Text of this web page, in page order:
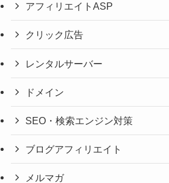
アフィリエイトASP
クリック広告
レンタルサーバー
ドメイン
SEO・検索エンジン対策
ブログアフィリエイト
メルマガ